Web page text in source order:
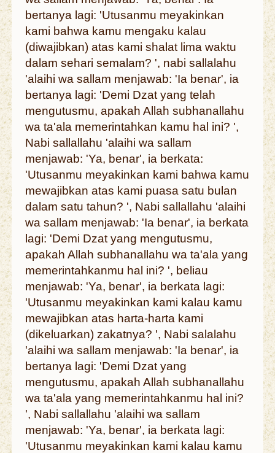
bertanya lagi: 'Utusanmu meyakinkan
kami bahwa kamu mengaku kalau
(diwajibkan) atas kami shalat lima waktu
dalam sehari semalam? ', nabi sallalahu
'alaihi wa sallam menjawab: 'Ia benar', ia
bertanya lagi: 'Demi Dzat yang telah
mengutusmu, apakah Allah subhanallahu
wa ta'ala memerintahkan kamu hal ini? ',
Nabi sallallahu 'alaihi wa sallam
menjawab: 'Ya, benar', ia berkata:
'Utusanmu meyakinkan kami bahwa kamu
mewajibkan atas kami puasa satu bulan
dalam satu tahun? ', Nabi sallallahu 'alaihi
wa sallam menjawab: 'Ia benar', ia berkata
lagi: 'Demi Dzat yang mengutusmu,
apakah Allah subhanallahu wa ta'ala yang
memerintahkanmu hal ini? ', beliau
menjawab: 'Ya, benar', ia berkata lagi:
'Utusanmu meyakinkan kami kalau kamu
mewajibkan atas harta-harta kami
(dikeluarkan) zakatnya? ', Nabi salalahu
'alaihi wa sallam menjawab: 'Ia benar', ia
bertanya lagi: 'Demi Dzat yang
mengutusmu, apakah Allah subhanallahu
wa ta'ala yang memerintahkanmu hal ini?
', Nabi sallallahu 'alaihi wa sallam
menjawab: 'Ya, benar', ia berkata lagi:
'Utusanmu meyakinkan kami kalau kamu